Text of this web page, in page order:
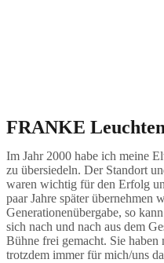
FRANKE
Im Jahr 2000 habe ich meine
zu übersiedeln. Der Standort
waren wichtig für den Erfolg
paar Jahre später übernehmen
Generationenübergabe, so
sich nach und nach aus dem
Bühne frei gemacht. Sie
trotzdem immer für mich/uns